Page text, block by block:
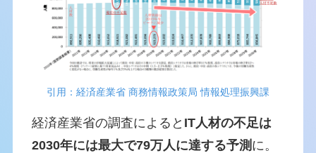
引用：経済産業省 商務情報政策局 情報処理振興課
経済産業省の調査によると IT人材の不足は
2030年には最大で79万人に達する予測 に。